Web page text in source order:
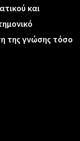
και
της γνώσης τόσο